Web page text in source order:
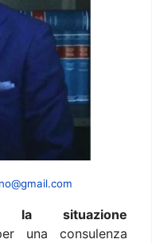
situazione
una consulenza